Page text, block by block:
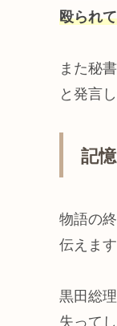
殴られ
また秘
と発言
記
物語の
伝えま
黒田総
失って